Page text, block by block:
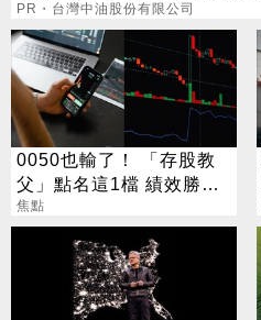
PR・台灣中油股份有限公司
0050也輸了！ 「存股教
父」點名這1檔 績效勝出
還更抗跌
焦點